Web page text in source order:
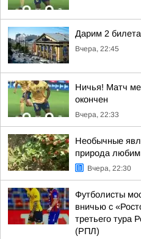
Дарим 2
Вчера, 22:45
Ничья! Матч
окончен
Вчера, 22:33
Необычные
природа
Вчера, 22:30
Футболисты
вничью с
третьего тура
(РПЛ)